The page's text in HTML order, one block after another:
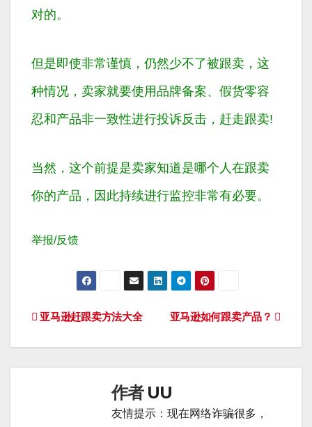
对的。
但是即使非常谨慎，仍然少不了被跟卖，这
种情况，卖家就要使用品牌备案、假货零容
忍和产品非一致性进行投诉反击，赶走跟卖!
当然，这个前提是卖家知道是哪个人在跟卖
你的产品，因此持续进行监控非常有必要。
举报/反馈
文
章
亚马逊如何跟卖产品？
亚马逊赶跟卖方法大全
作者 UU
友情提示：现在网络诈骗很多，